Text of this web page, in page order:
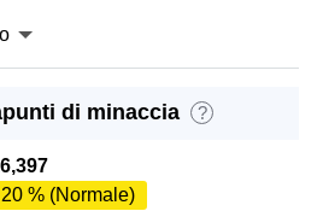
di minaccia ?
20 % (Normale)